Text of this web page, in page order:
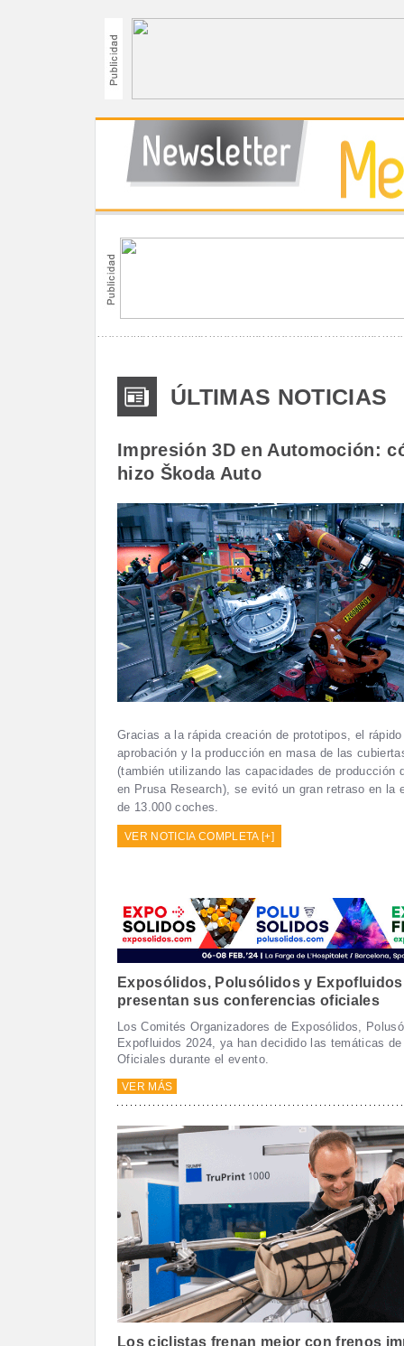
ÚLTIMAS NOTICIAS
Impresión 3D en Automoción:
hizo Škoda Auto
Gracias a la rápida creación de prototipos, el
aprobación y la producción en masa de las
(también utilizando las capacidades de producción
en Prusa Research), se evitó un gran retraso en la
de 13.000 coches.
VER NOTICIA COMPLETA [+]
Exposólidos, Polusólidos y Expofluidos
presentan sus conferencias oficiales
Los Comités Organizadores de Exposólidos,
Expofluidos 2024, ya han decidido las temáticas
Oficiales durante el evento.
VER MÁS
Los ciclistas frenan mejor con frenos